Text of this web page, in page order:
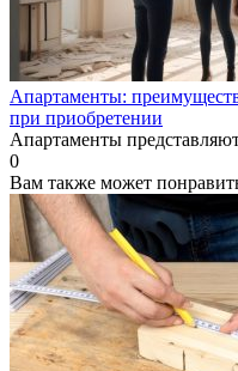
Апартаменты:
при приобретении
Апартаменты
0
Вам также может